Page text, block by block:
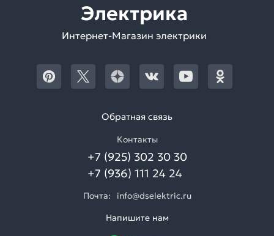
Электрика
Интернет-Магазин электрики
Обратная связь
Контакты
+7 (925) 302 30 30
+7 (936) 111 24 24
Почта:
info@dselektric.ru
Напишите нам